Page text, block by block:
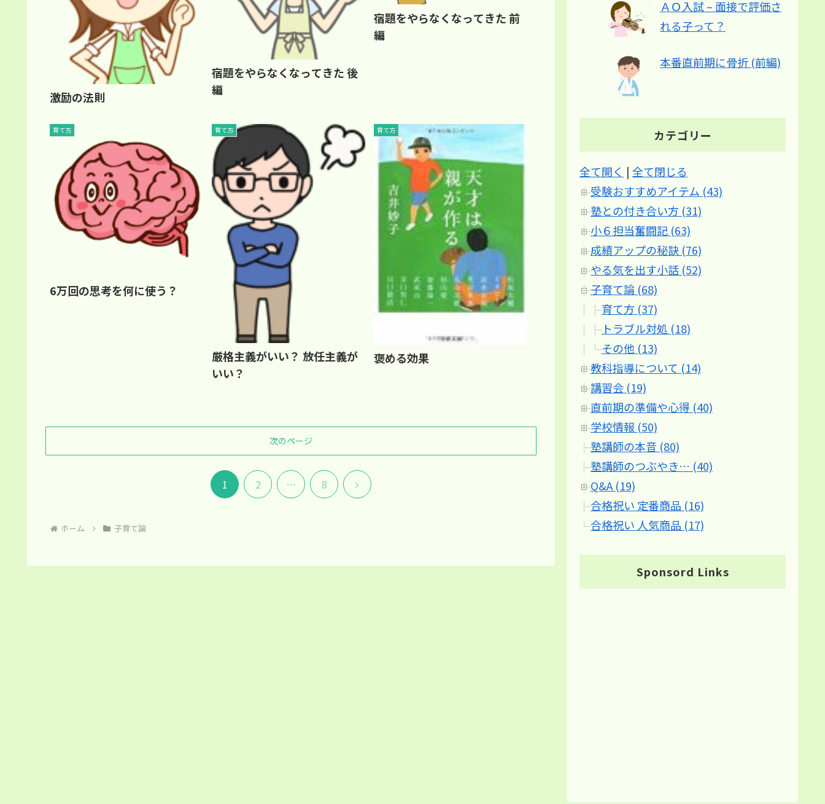
激励の法則
宿題をやらなくなってきた 後
編
宿題をやらなくなってきた 前
編
育て方
6万回の思考を何に使う？
育て方
厳格主義がいい？ 放任主義が
いい？
育て方
褒める効果
次のページ
1 2 … 8
次
ホーム 子育て論
ＡＯ入試 – 面接で評価さ
れる子って？
本番直前期に骨折 (前編)
カテゴリー
全て開く | 全て閉じる
受験おすすめアイテム (43)
塾との付き合い方 (31)
小６担当奮闘記 (63)
成績アップの秘訣 (76)
やる気を出す小話 (52)
子育て論 (68)
育て方 (37)
トラブル対処 (18)
その他 (13)
教科指導について (14)
講習会 (19)
直前期の準備や心得 (40)
学校情報 (50)
塾講師の本音 (80)
塾講師のつぶやき… (40)
Q&A (19)
合格祝い 定番商品 (16)
合格祝い 人気商品 (17)
Sponsord Links